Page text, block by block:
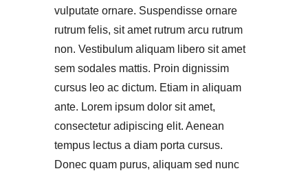
vulputate ornare. Suspendisse ornare
rutrum felis, sit amet rutrum arcu rutrum
non. Vestibulum aliquam libero sit amet
sem sodales mattis. Proin dignissim
cursus leo ac dictum. Etiam in aliquam
ante. Lorem ipsum dolor sit amet,
consectetur adipiscing elit. Aenean
tempus lectus a diam porta cursus.
Donec quam purus, aliquam sed nunc